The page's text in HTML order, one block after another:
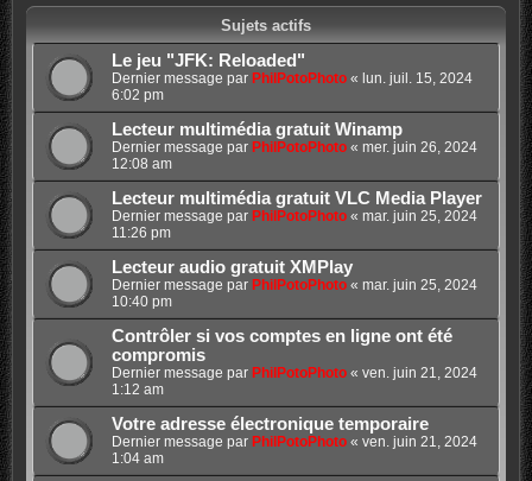
Sujets actifs
Le jeu "JFK: Reloaded"
Dernier message par PhilPotoPhoto« lun. juil. 15, 2024
6:02 pm
Lecteur multimédia gratuit Winamp
Dernier message par PhilPotoPhoto« mer. juin 26, 2024
12:08 am
Lecteur multimédia gratuit VLC Media Player
Dernier message par PhilPotoPhoto« mar. juin 25, 2024
11:26 pm
Lecteur audio gratuit XMPlay
Dernier message par PhilPotoPhoto« mar. juin 25, 2024
10:40 pm
Contrôler si vos comptes en ligne ont été
compromis
Dernier message par PhilPotoPhoto« ven. juin 21, 2024
1:12 am
Votre adresse électronique temporaire
Dernier message par PhilPotoPhoto« ven. juin 21, 2024
1:04 am